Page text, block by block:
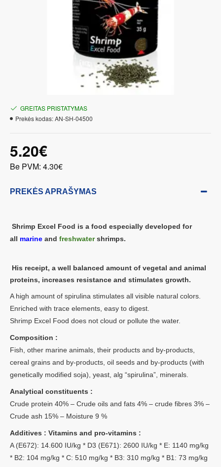
5.20€
Be PVM: 4.30€
GREITAS PRISTATYMAS
Prekės kodas:AN-SH-04500
PREKĖS APRAŠYMAS
Shrimp Excel Food is a food especially developed for
all marine and freshwatershrimps.
His receipt, a well balanced amount of vegetal and animal
proteins, increases resistance and stimulates growth.
A high amount of spirulina stimulates all visible natural colors.
Enriched with trace elements, easy to digest.
Shrimp Excel Food does not cloud or pollute the water.
Composition :
Fish, other marine animals, their products and by-products,
cereal grains and by-products, oil seeds and by-products (with
genetically modified soja), yeast, alg “spirulina”, minerals.
Analytical constituents :
Crude protein 40% – Crude oils and fats 4% – crude fibres 3% –
Crude ash 15% – Moisture 9 %
Additives : Vitamins and pro-vitamins :
A (E672): 14.600 IU/kg * D3 (E671): 2600 IU/kg * E: 1140 mg/kg
* B2: 104 mg/kg * C: 510 mg/kg * B3: 310 mg/kg * B1: 73 mg/kg